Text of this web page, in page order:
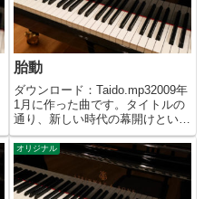
胎動
ダウンロード：Taido.mp32009年
1月に作った曲です。タイトルの
通り、新しい時代の幕開けという
イメージで作りました。終始打ち
鳴らされる和太鼓のリズムに乗っ
て琴と尺八がメロディーを奏でま
す。最初は和風のイメージだった
のですが、なぜか突...
オリジナル